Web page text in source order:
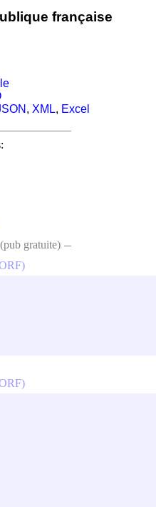
française
, XML, Excel
(pub gratuite)